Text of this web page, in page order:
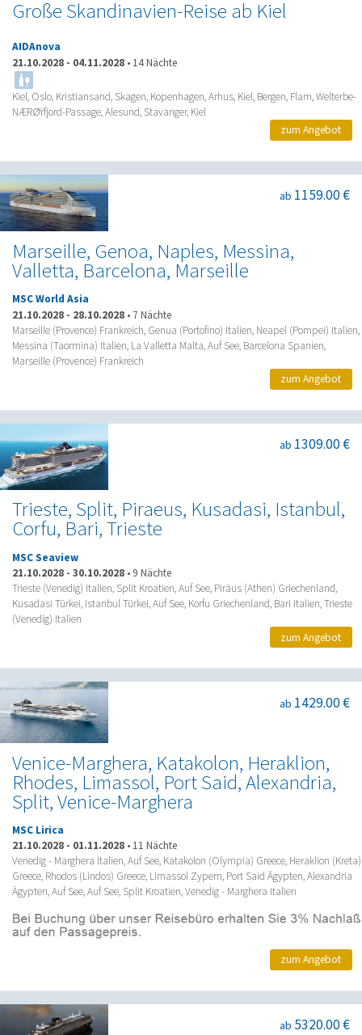
Große Skandinavien-Reise ab Kiel
AIDAnova
21.10.2028 - 04.11.2028 • 14 Nächte
Kiel, Oslo, Kristiansand, Skagen, Kopenhagen, Arhus, Kiel, Bergen, Flam, Welterbe-
NÆRØYfjord-Passage, Alesund, Stavanger, Kiel
zum Angebot
Marseille, Genoa, Naples, Messina,
Valletta, Barcelona, Marseille
ab 1159.00 €
MSC World Asia
21.10.2028 - 28.10.2028 • 7 Nächte
Marseille (Provence) Frankreich, Genua (Portofino) Italien, Neapel (Pompei) Italien,
Messina (Taormina) Italien, La Valletta Malta, Auf See, Barcelona Spanien,
Marseille (Provence) Frankreich
zum Angebot
Trieste, Split, Piraeus, Kusadasi, Istanbul,
Corfu, Bari, Trieste
ab 1309.00 €
MSC Seaview
21.10.2028 - 30.10.2028 • 9 Nächte
Trieste (Venedig) Italien, Split Kroatien, Auf See, Piräus (Athen) Griechenland,
Kusadasi Türkei, Istanbul Türkei, Auf See, Korfu Griechenland, Bari Italien, Trieste
(Venedig) Italien
zum Angebot
Venice-Marghera, Katakolon, Heraklion,
Rhodes, Limassol, Port Said, Alexandria,
Split, Venice-Marghera
ab 1429.00 €
MSC Lirica
21.10.2028 - 01.11.2028 • 11 Nächte
Venedig - Marghera Italien, Auf See, Katakolon (Olympia) Greece, Heraklion (Kreta)
Greece, Rhodos (Lindos) Greece, Limassol Zypern, Port Said Ägypten, Alexandria
Ägypten, Auf See, Auf See, Split Kroatien, Venedig - Marghera Italien
zum Angebot
ab 5320.00 €